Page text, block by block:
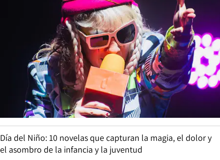
Día del Niño: 10 novelas que capturan la magia, el dolor y
el asombro de la infancia y la juventud